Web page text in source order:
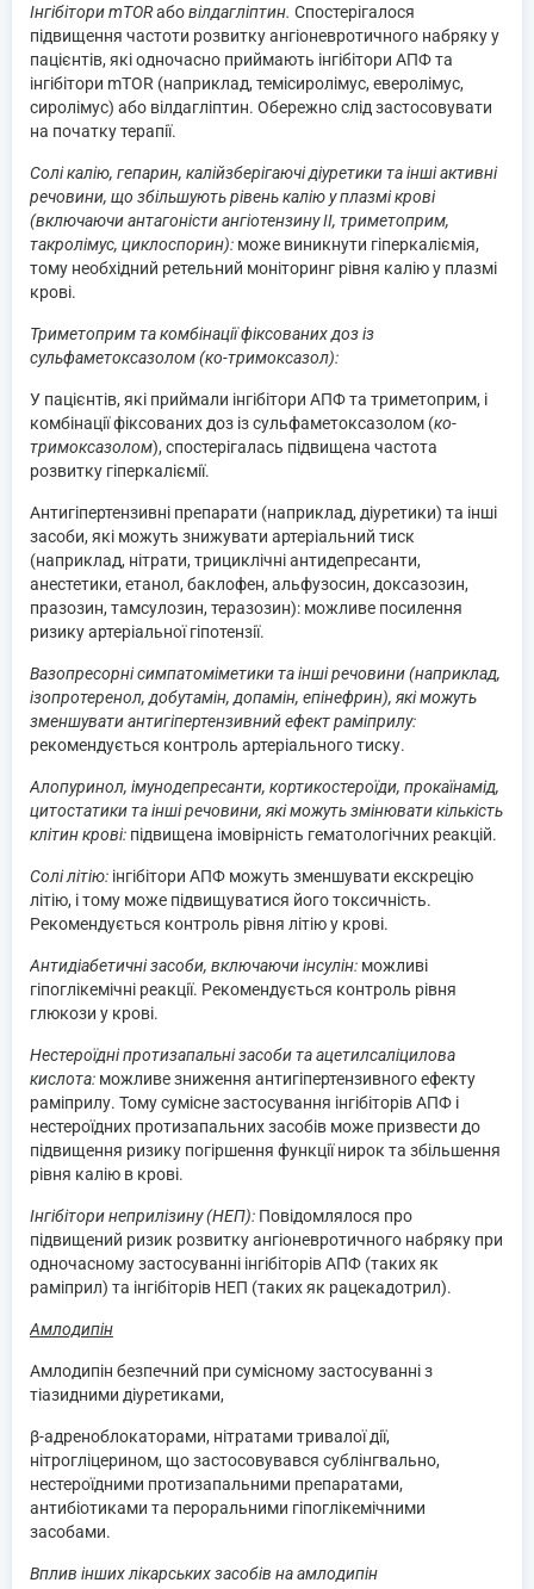
Інгібітори mTORабовілдагліптин. Спостерігалося
підвищення частоти розвитку ангіоневротичного набряку у
пацієнтів, які одночасно приймають інгібітори АПФ та
інгібітори mTOR (наприклад, темісиролімус, еверолімус,
сиролімус) або вілдагліптин. Обережно слід застосовувати
на початку терапії.
Солі калію, гепарин, калійзберігаючі діуретики та інші активні
речовини, що збільшують рівень калію у плазмі крові
(включаючи антагоністи ангіотензину ІІ, триметоприм,
такролімус, циклоспорин): може виникнути гіперкаліємія,
тому необхідний ретельний моніторинг рівня калію у плазмі
крові.
Триметоприм та комбінації фіксованих доз із
сульфаметоксазолом (ко-тримоксазол):
У пацієнтів, які приймали інгібітори АПФ та триметоприм, і
комбінації фіксованих доз із сульфаметоксазолом (ко-
тримоксазолом), спостерігалась підвищена частота
розвитку гіперкаліємії.
Антигіпертензивні препарати (наприклад, діуретики) та інші
засоби, які можуть знижувати артеріальний тиск
(наприклад, нітрати, трициклічні антидепресанти,
анестетики, етанол, баклофен, альфузосин, доксазозин,
празозин, тамсулозин, теразозин): можливе посилення
ризику артеріальної гіпотензії.
Вазопресорні симпатоміметики та інші речовини (наприклад,
ізопротеренол, добутамін, допамін, епінефрин), які можуть
зменшувати антигіпертензивний ефект раміприлу:
рекомендується контроль артеріального тиску.
Алопуринол, імунодепресанти, кортикостероїди, прокаїнамід,
цитостатики та інші речовини, які можуть змінювати кількість
клітин крові: підвищена імовірність гематологічних реакцій.
Солі літію: інгібітори АПФ можуть зменшувати екскрецію
літію, і тому може підвищуватися його токсичність.
Рекомендується контроль рівня літію у крові.
Антидіабетичні засоби, включаючи інсулін: можливі
гіпоглікемічні реакції. Рекомендується контроль рівня
глюкози у крові.
Нестероїдні протизапальні засоби та ацетилсаліцилова
кислота: можливе зниження антигіпертензивного ефекту
раміприлу. Тому сумісне застосування інгібіторів АПФ і
нестероїдних протизапальних засобів може призвести до
підвищення ризику погіршення функції нирок та збільшення
рівня калію в крові.
Інгібітори неприлізину (НЕП): Повідомлялося про
підвищений ризик розвитку ангіоневротичного набряку при
одночасному застосуванні інгібіторів АПФ (таких як
раміприл) та інгібіторів НЕП (таких як рацекадотрил).
Амлодипін
Амлодипін безпечний при сумісному застосуванні з
тіазидними діуретиками,
β-адреноблокаторами, нітратами тривалої дії,
нітрогліцерином, що застосовувався сублінгвально,
нестероїдними протизапальними препаратами,
антибіотиками та пероральними гіпоглікемічними
засобами.
Вплив інших лікарських засобів на амлодипін